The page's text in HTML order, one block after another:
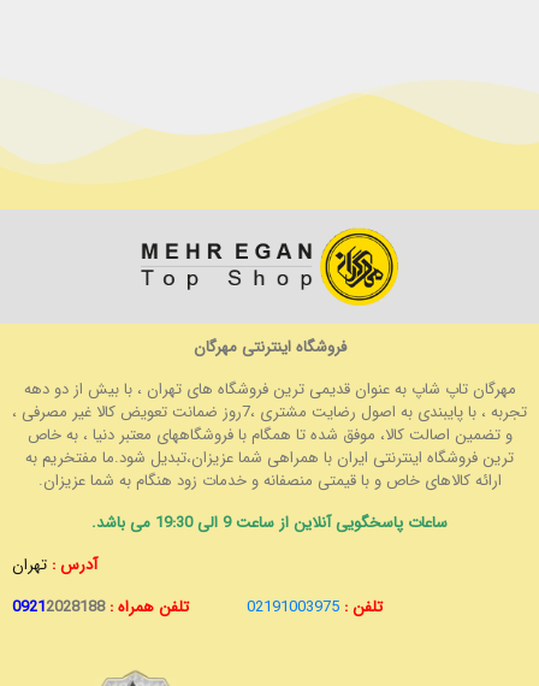
فروشگاه اینترنتی مهرگان
مهرگان تاپ شاپ به عنوان قدیمی ترین فروشگاه های تهران ، با بیش از دو دهه
تجربه ، با پایبندی به اصول رضایت مشتری ،7روز ضمانت تعویض کالا غیر مصرفی ،
و تضمین اصالت کالا، موفق شده تا همگام با فروشگاههای معتبر دنیا ، به خاص
ترین فروشگاه اینترنتی ایران با همراهی شما عزیزان،تبدیل شود.ما مفتخریم به
ارائه کالاهای خاص و با قیمتی منصفانه و خدمات زود هنگام به شما عزیزان.
ساعات پاسخگویی آنلاین از ساعت 9 الی 19:30 می باشد.
آدرس : تهران
تلفن : 02191003975 تلفن همراه : 09212028188